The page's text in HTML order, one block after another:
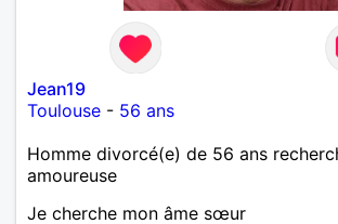
Jean19
Toulouse - 56 ans
Homme divorcé(e) de 56 ans
amoureuse
Je cherche mon âme sœur